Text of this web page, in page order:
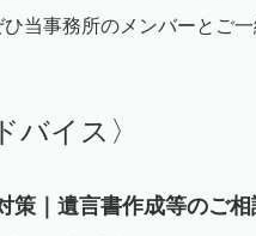
当事務所のメンバーとご
バイス〉
策｜遺言書作成等のご